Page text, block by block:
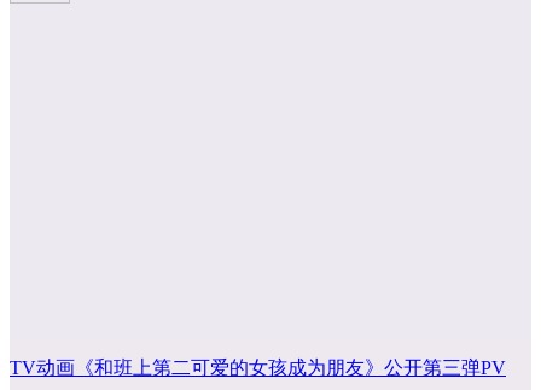
TV动画《和班上第二可爱的女孩成为朋友》公开第三弹PV